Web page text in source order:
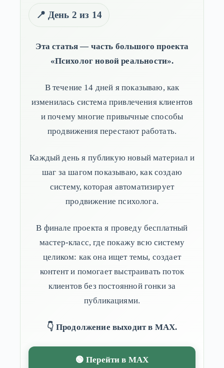
📍 День 2 из 14
Эта статья — часть большого проекта
«Психолог новой реальности».
В течение 14 дней я показываю, как
изменилась система привлечения клиентов
и почему многие привычные способы
продвижения перестают работать.
Каждый день я публикую новый материал и
шаг за шагом показываю, как создаю
систему, которая автоматизирует
продвижение психолога.
В финале проекта я проведу бесплатный
мастер-класс, где покажу всю систему
целиком: как она ищет темы, создает
контент и помогает выстраивать поток
клиентов без постоянной гонки за
публикациями.
👇 Продолжение выходит в MAX.
🟢 Перейти в MAX